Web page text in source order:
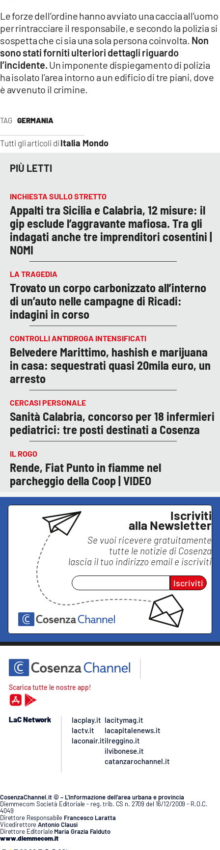
LACAPITALENEWS.IT
App
ANDROID
APPLE
TAG GERMANIA
Tutti gli articoli di Italia Mondo
Le forze dell’ordine hanno avviato una caccia all’uomo
per rintracciare il responsabile, e secondo la polizia si
sospetta che ci sia una sola persona coinvolta. Non
sono stati forniti ulteriori dettagli riguardo
l’incidente. Un imponente dispiegamento di polizia
ha isolato l’area intorno a un edificio di tre piani, dove
è avvenuto il crimine.
PIÙ LETTI
INCHIESTA SULLO STRETTO
Appalti tra Sicilia e Calabria, 12 misure: il
gip esclude l’aggravante mafiosa. Tra gli
indagati anche tre imprenditori cosentini |
NOMI
LA TRAGEDIA
Trovato un corpo carbonizzato all’interno
di un’auto nelle campagne di Ricadi:
indagini in corso
CONTROLLI ANTIDROGA INTENSIFICATI
Belvedere Marittimo, hashish e marijuana
in casa: sequestrati quasi 20mila euro, un
arresto
CERCASI PERSONALE
Sanità Calabria, concorso per 18 infermieri
pediatrici: tre posti destinati a Cosenza
IL ROGO
Rende, Fiat Punto in fiamme nel
parcheggio della Coop | VIDEO
Iscriviti
alla Newsletter
Se vuoi ricevere gratuitamente
tutte le notizie di Cosenza
lascia il tuo indirizzo email e iscriviti
Iscriviti
Scarica tutte le nostre app!
LaC Network
lacplay.it
lactv.it
laconair.it
lacitymag.it
lacapitalenews.it
ilreggino.it
ilvibonese.it
catanzarochannel.it
CosenzaChannel.it © – L’informazione dell’area urbana e provincia
Diemmecom Società Editoriale - reg. trib. CS n. 2709 del 16/12/2009 - R.O.C.
4049
Direttore Responsabile Francesco Laratta
VicedirettoreAntonio Clausi
Direttore Editoriale Maria Grazia Falduto
www.diemmecom.it